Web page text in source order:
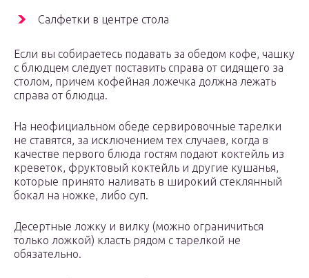
Салфетки в центре стола
Если вы собираетесь подавать за обедом кофе, чашку
с блюдцем следует поставить справа от сидящего за
столом, причем кофейная ложечка должна лежать
справа от блюдца.
На неофициальном обеде сервировочные тарелки
не ставятся, за исключением тех случаев, когда в
качестве первого блюда гостям подают коктейль из
креветок, фруктовый коктейль и другие кушанья,
которые принято наливать в широкий стеклянный
бокал на ножке, либо суп.
Десертные ложку и вилку (можно ограничиться
только ложкой) класть рядом с тарелкой не
обязательно.